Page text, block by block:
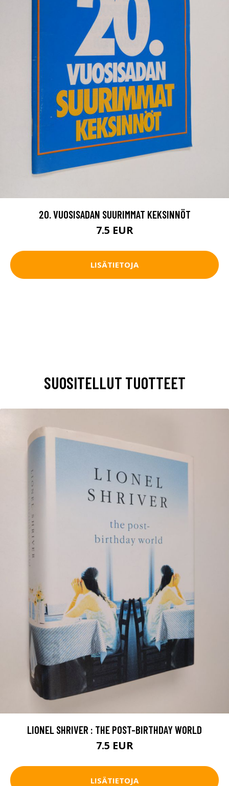
20. VUOSISADAN SUURIMMAT KEKSINNÖT
7.5 EUR
LISÄTIETOJA
SUOSITELLUT TUOTTEET
LIONEL SHRIVER : THE POST-BIRTHDAY WORLD
7.5 EUR
LISÄTIETOJA